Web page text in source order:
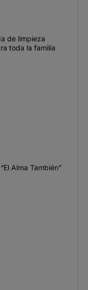
de limpieza
toda la familia
Alma También”